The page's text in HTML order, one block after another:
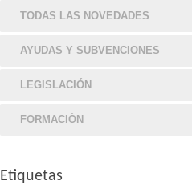
TODAS LAS NOVEDADES
AYUDAS Y SUBVENCIONES
LEGISLACIÓN
FORMACIÓN
Etiquetas